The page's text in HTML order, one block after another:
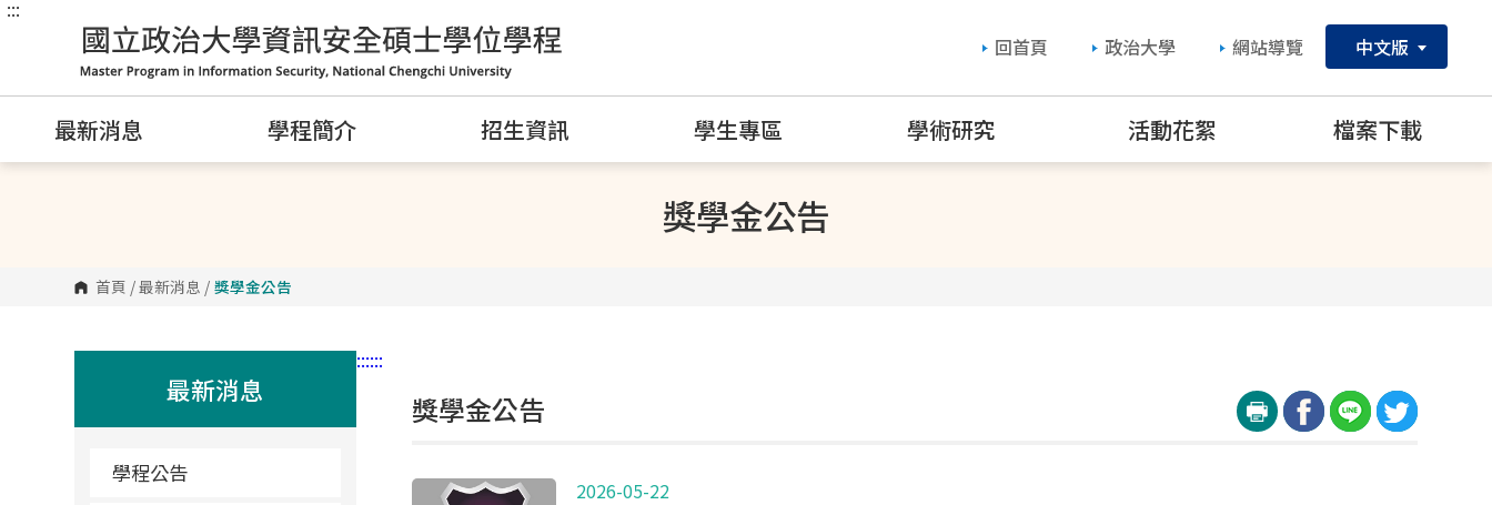
跳
容
:::
回首頁
政治大學 網站導覽 中文版
最新消息 學程簡介 招生資訊 學生專區 學術研究 活動花絮 檔案下載
獎學金公告
首頁 /最新消息 / 獎學金公告
:::
最新消息
學程公告
:::
獎學金公告
2026-05-22